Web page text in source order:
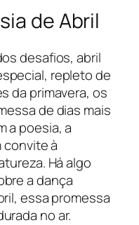
de Abril
desafios, abril
repleto de
da primavera, os
de dias mais
a poesia, a
convite à
Há algo
a dança
essa promessa
no ar.